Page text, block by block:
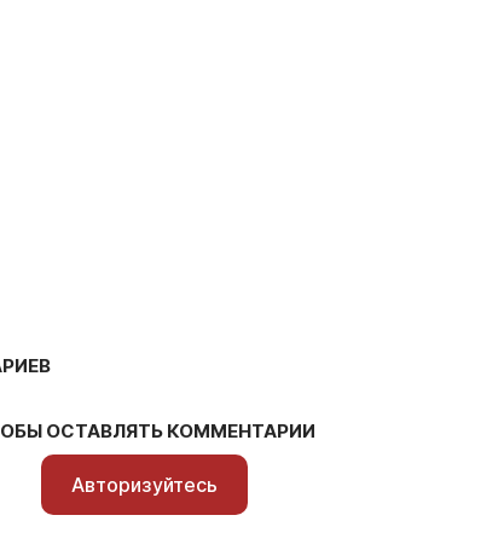
ОСТАВЛЯТЬ КОММЕНТАРИИ
Авторизуйтесь